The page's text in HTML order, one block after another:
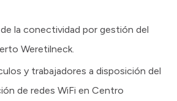
la conectividad por gestión del
Weretilneck.
y trabajadores a disposición del
de redes WiFi en Centro